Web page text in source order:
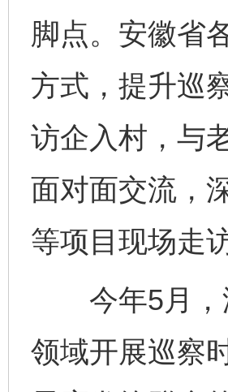
脚点。安徽省
方式，提升巡
访企入村，与
面对面交流，
等项目现场走
今年5月，淮
领域开展巡察